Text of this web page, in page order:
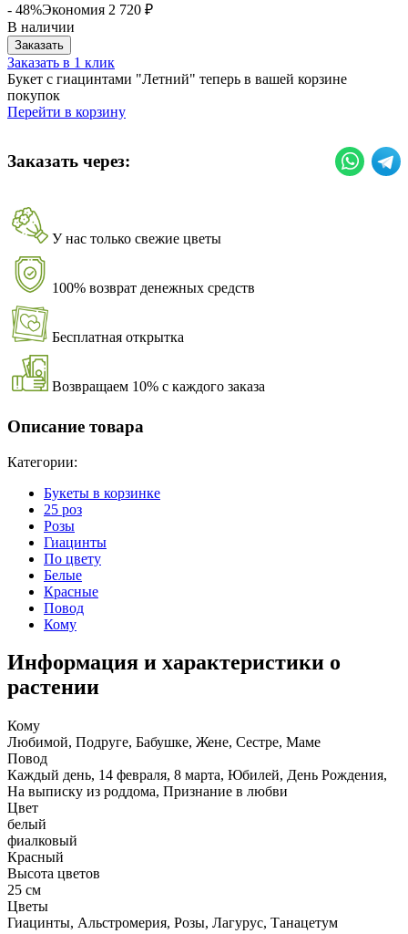
- 48%Экономия 2 720 ₽
В наличии
Заказать
Заказать в 1 клик
Букет с гиацинтами "Летний" теперь в вашей корзине
покупок
Перейти в корзину
Заказать через:
У нас только свежие цветы
100% возврат денежных средств
Бесплатная открытка
Возвращаем 10% с каждого заказа
Описание товара
Категории:
Букеты в корзинке
25 роз
Розы
Гиацинты
По цвету
Белые
Красные
Повод
Кому
Информация и характеристики о
растении
Кому
Любимой, Подруге, Бабушке, Жене, Сестре, Маме
Повод
Каждый день, 14 февраля, 8 марта, Юбилей, День Рождения,
На выписку из роддома, Признание в любви
Цвет
белый
фиалковый
Красный
Высота цветов
25 см
Цветы
Гиацинты, Альстромерия, Розы, Лагурус, Танацетум